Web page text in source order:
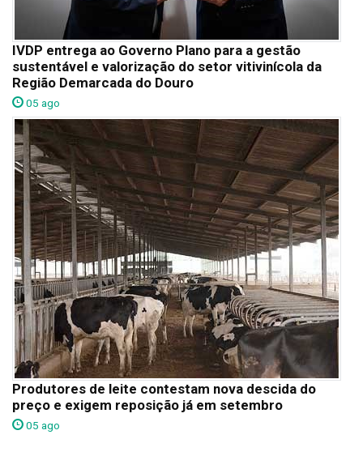
IVDP entrega ao Governo Plano para a gestão
sustentável e valorização do setor vitivinícola da
Região Demarcada do Douro
05 ago
Produtores de leite contestam nova descida do
preço e exigem reposição já em setembro
05 ago